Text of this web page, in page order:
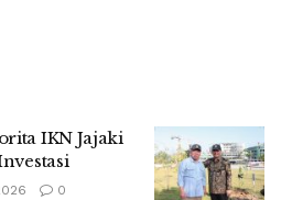
IKN Jajaki
0